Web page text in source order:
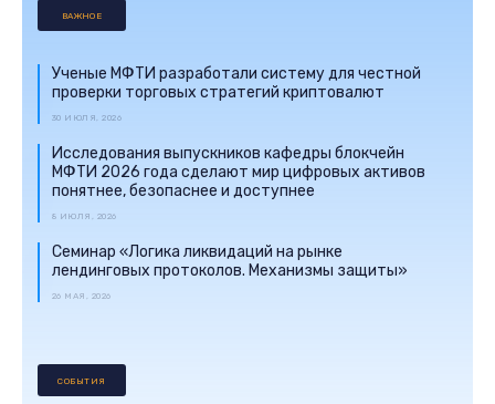
ВАЖНОЕ
Ученые МФТИ разработали систему для честной
проверки торговых стратегий криптовалют
30 ИЮЛЯ, 2026
Исследования выпускников кафедры блокчейн
МФТИ 2026 года сделают мир цифровых активов
понятнее, безопаснее и доступнее
8 ИЮЛЯ, 2026
Семинар «Логика ликвидаций на рынке
лендинговых протоколов. Механизмы защиты»
26 МАЯ, 2026
СОБЫТИЯ